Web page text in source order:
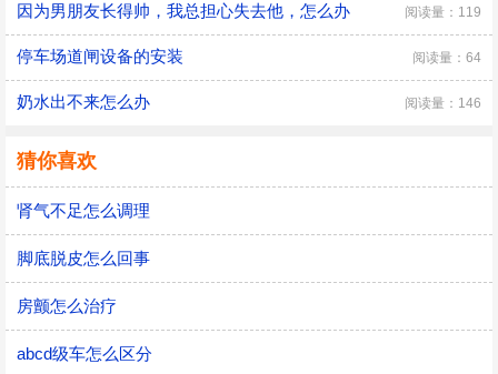
因为男朋友长得帅，我总担心失去他，怎么办 阅读量：119
停车场道闸设备的安装 阅读量：64
奶水出不来怎么办 阅读量：146
猜你喜欢
肾气不足怎么调理
脚底脱皮怎么回事
房颤怎么治疗
abcd级车怎么区分